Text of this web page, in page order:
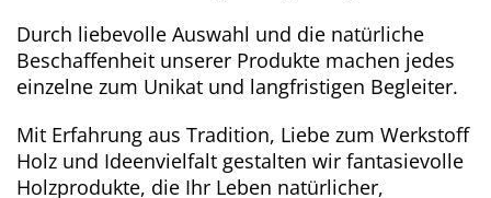
Durch liebevolle Auswahl und die natürliche
Beschaffenheit unserer Produkte machen jedes
einzelne zum Unikat und langfristigen Begleiter.
Mit Erfahrung aus Tradition, Liebe zum Werkstoff
Holz und Ideenvielfalt gestalten wir fantasievolle
Holzprodukte, die Ihr Leben natürlicher,